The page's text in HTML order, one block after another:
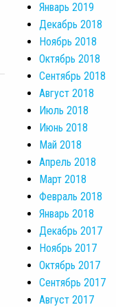
Январь 2019
Декабрь 2018
Ноябрь 2018
Октябрь 2018
Сентябрь 2018
Август 2018
Июль 2018
Июнь 2018
Май 2018
Апрель 2018
Март 2018
Февраль 2018
Январь 2018
Декабрь 2017
Ноябрь 2017
Октябрь 2017
Сентябрь 2017
Август 2017